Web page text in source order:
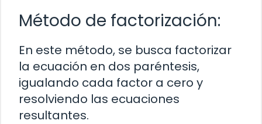
Método de factorización:
En este método, se busca factorizar
la ecuación en dos paréntesis,
igualando cada factor a cero y
resolviendo las ecuaciones
resultantes.